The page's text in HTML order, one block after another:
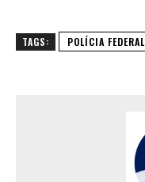
TAGS: POLÍCIA FEDERAL